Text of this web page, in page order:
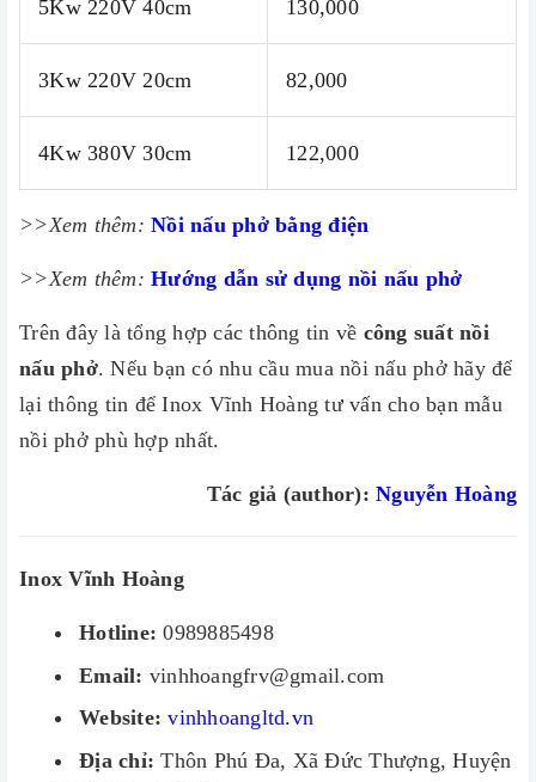
5Kw 220V 40cm 130,000
3Kw 220V 20cm 82,000
4Kw 380V 30cm 122,000
>>Xem thêm: Nồi nấu phở bằng điện
>>Xem thêm: Hướng dẫn sử dụng nồi nấu phở
Trên đây là tổng hợp các thông tin về công suất nồi
nấu phở. Nếu bạn có nhu cầu mua nồi nấu phở hãy để
lại thông tin để Inox Vĩnh Hoàng tư vấn cho bạn mẫu
nồi phở phù hợp nhất.
Tác giả (author): Nguyễn Hoàng
Inox Vĩnh Hoàng
Hotline: 0989885498
Email: vinhhoangfrv@gmail.com
Website: vinhhoangltd.vn
Địa chỉ: Thôn Phú Đa, Xã Đức Thượng, Huyện